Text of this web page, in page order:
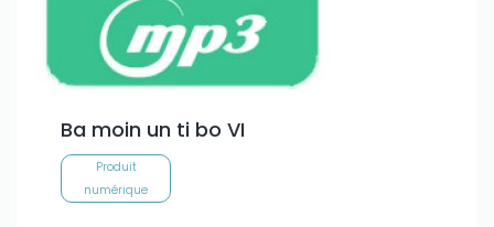
Ba moin un ti bo VI
Produit
numérique